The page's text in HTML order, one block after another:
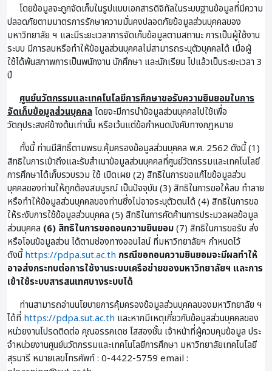
โดยข้อมูลจะถูกจัดเก็บในรูปแบบเอกสารดิจิทัลในระบบฐานข้อมูลที่มีความ
ปลอดภัยตามมาตรการรักษาความมั่นคงปลอดภัยข้อมูลส่วนบุคคลของ
มหาวิทยาลัย ฯ และมีระยะเวลาการจัดเก็บข้อมูลตามสถานะ การเป็นผู้ใช้งาน
ระบบ มีการลบหรือทำให้ข้อมูลส่วนบุคคลไม่สามารถระบุตัวบุคคลได้ เมื่อผู้
ใช้ได้พ้นสภาพการเป็นพนักงาน นักศึกษา และนักเรียน ไปแล้วเป็นระยะเวลา 3
ปี
ศูนย์นวัตกรรมและเทคโนโลยีการศึกษาขอรับความยินยอมในการ
จัดเก็บข้อมูลส่วนบุคคลโดยจะมีการนำข้อมูลส่วนบุคคลไปใช้เพื่อ
วัตถุประสงค์ข้างต้นเท่านั้น หรือเว้นแต่ข้อกำหนดบังคับทางกฎหมาย
ทั้งนี้ ท่านมีสิทธิ์ตามพรบ.คุ้มครองข้อมูลส่วนบุคคล พ.ศ. 2562 ดังนี้ (1)
สิทธิในการเข้าถึงและรับสำเนาข้อมูลส่วนบุคคลที่ศูนย์วัตกรรมและเทคโนโลยี
การศึกษาได้เก็บรวบรวม ใช้ เปิดเผย (2) สิทธิในการขอแก้ไขข้อมูลส่วน
บุคคลของท่านให้ถูกต้องสมบูรณ์ เป็นปัจจุบัน (3) สิทธิในการขอให้ลบ ทำลาย
หรือทำให้ข้อมูลส่วนบุคคลของท่านซึ่งไม่อาจระบุตัวตนได้ (4) สิทธิในการขอ
ให้ระงับการใช้ข้อมูลส่วนบุคคล (5) สิทธิในการคัดค้านการประมวลผลข้อมูล
ส่วนบุคคล (6) สิทธิในการขอถอนความยินยอม(7) สิทธิในการขอรับ ส่ง
หรือโอนข้อมูลส่วน ได้ตามช่องทางออนไลน์ ที่มหาวิทยาลัยฯ กำหนดไว้
ดังนี้ https://pdpa.sut.ac.th กรณีขอถอนความยินยอมจะมีผลทำให้
อาจส่งกระทบต่อการใช้งานระบบเครือข่ายของมหาวิทยาลัยฯ และการ
เข้าใช้ระบบสารสนเทศบางระบบได้
ท่านสามารถอ่านนโยบายการคุ้มครองข้อมูลส่วนบุคคลของมหาวิทยาลัย ฯ
ได้ที่ https://pdpa.sut.ac.th และหากมีเหตุเกี่ยวกับข้อมูลส่วนบุคคลของ
หน่วยงานโปรดติดต่อ คุณอรรคเดช โสสองชั้น เจ้าหน้าที่ผู้ควบคุมข้อมูล ประ
จําหน่วยงานศูนย์นวัตกรรมและเทคโนโลยีการศึกษา มหาวิทยาลัยเทคโนโลยี
สุรนารี หมายเลขโทรศัพท์ : 0-4422-5759 email :